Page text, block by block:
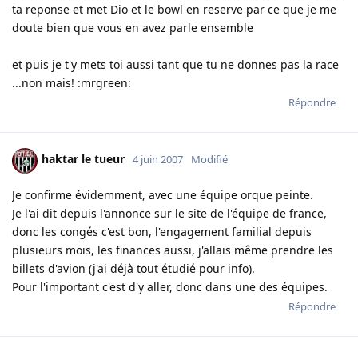
ta reponse et met Dio et le bowl en reserve par ce que je me
doute bien que vous en avez parle ensemble
et puis je t'y mets toi aussi tant que tu ne donnes pas la race
...non mais! :mrgreen:
Répondre
haktar le tueur 4 juin 2007 Modifié
Je confirme évidemment, avec une équipe orque peinte.
Je l'ai dit depuis l'annonce sur le site de l'équipe de france,
donc les congés c'est bon, l'engagement familial depuis
plusieurs mois, les finances aussi, j'allais même prendre les
billets d'avion (j'ai déjà tout étudié pour info).
Pour l'important c'est d'y aller, donc dans une des équipes.
Répondre